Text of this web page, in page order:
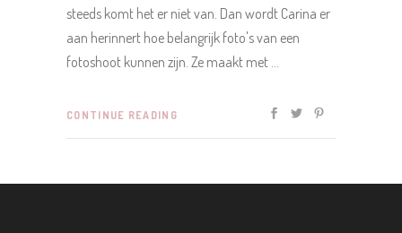
steeds komt het er niet van. Dan wordt Carina er
aan herinnert hoe belangrijk foto's van een
fotoshoot kunnen zijn. Ze maakt met
CONTINUE READING